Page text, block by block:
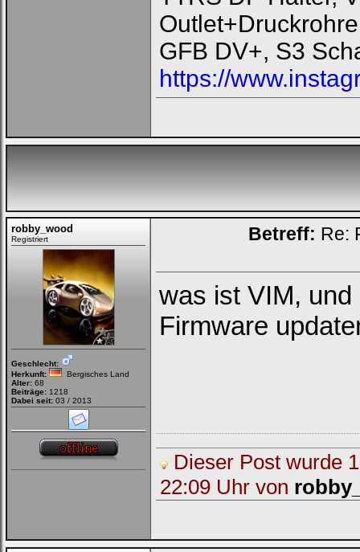
und
Kennwort
ein,
um
Dich
einzuloggen.
Username:
Passwort:
Onlinestatus verstecken.
GFB DV+, S3
https://
robby_wood
Registriert
Geschlecht:
Herkunft:
Bergisches Land
Alter: 68
Beiträge: 1218
Dabei seit: 03 / 2013
Betreff: Re:
was ist VIM,
Firmware
Dieser Post wurde
22:09 Uhr von